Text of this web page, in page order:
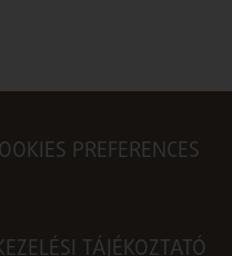
PREFERENCES
TÁJÉKOZTATÓ